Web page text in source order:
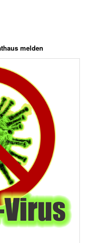
melden